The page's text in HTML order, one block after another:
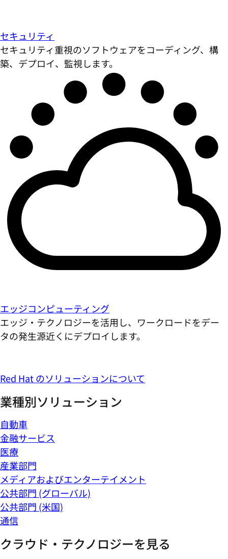
セキュリティ
セキュリティ重視のソフトウェアをコーディング、構
築、デプロイ、監視します。
エッジコンピューティング
エッジ・テクノロジーを活用し、ワークロードをデー
タの発生源近くにデプロイします。
Red Hat のソリューションについて
業種別ソリューション
自動車
金融サービス
医療
産業部門
メディアおよびエンターテイメント
公共部門 (グローバル)
公共部門 (米国)
通信
クラウド・テクノロジーを見る